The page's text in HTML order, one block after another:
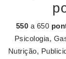
550 a 650
Psicologia,
Nutrição,